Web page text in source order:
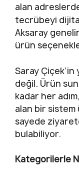
alan
tecrübeyi
Aksaray
ürün
Saray Çiçek’in
değil. Ürün
kadar her
alan bir
sayede
bulabiliyor.
Kategorilerle